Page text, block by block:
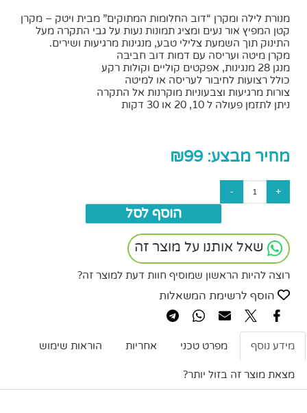
מנורת לילה ומקרן “דוב החלומות המתוקים” מבית ויטק – מקרן
קטן המפיץ אור נעים ומציג תמונות נעות על גבי התקרה מעל
התינוק תוך השמעת צלילי טבע, מנגינות מרגיעות ושירים.
מקרן מיטה ועריסה עם דמות דוב חביבה
מנגן 28 מנגינות, אפקטים קוליים וקולות רקע
כולל רצועות לחיבור לעריסה או למיטה
צורות מרגיעות וצבעוניות מוקרנות אל התקרה
ניתן לתזמן פעולה ל 10, 20 או 30 דקות
מחיר מבצע: ₪99
הוסף לסל
שאל אותנו על מוצר זה
רוצה להיות הראשון שמוסיף חוות דעת למוצר זה?
הוסף לרשימת המשאלות
מידע נוסף מפרט טכני אחריות הוראות שימוש
מצאת מוצר זה בזול יותר?